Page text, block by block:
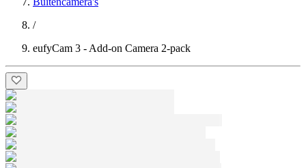
/
eufyCam 3 - Add-on Camera 2-pack